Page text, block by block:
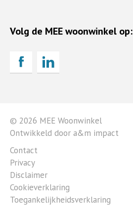
Volg de MEE woonwinkel op:
© 2026 MEE Woonwinkel
Ontwikkeld door a&m impact
Contact
Privacy
Disclaimer
Cookieverklaring
Toegankelijkheidsverklaring